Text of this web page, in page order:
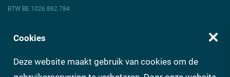
BTW BE 1026.862.784
Over Wise Algemene voorwaarden
Cookies
Deze website maakt gebruik van cookies om de